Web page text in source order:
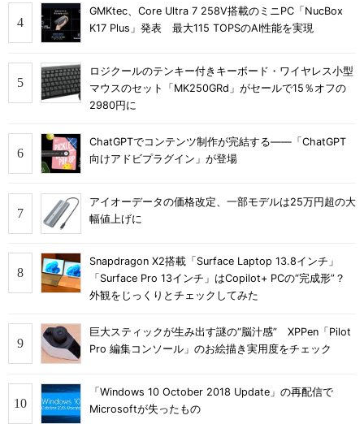
GMKtec、Core Ultra 7 258V搭載のミニPC「NucBox
K17 Plus」発表 最大115 TOPSのAI性能を実現
ロジクールのテンキー付きキーボード・ワイヤレス小型
マウスのセット「MK250GRd」がセールで15％オフの
2980円に
ChatGPTでコンテンツ制作が完結する――「ChatGPT
向けアドビプラグイン」が登場
アイオーデータの価格改定、一部モデルは25万円超の大
幅値上げに
Snapdragon X2搭載「Surface Laptop 13.8インチ」
「Surface Pro 13インチ」はCopilot+ PCの“完成形”？
外観をじっくりとチェックしてみた
巨大スティックが生み出す謎の“脳汁感” XPPen「Pilot
Pro 編集コンソール」のお絵描き実用度をチェック
「Windows 10 October 2018 Update」の再配信で
Microsoftが失ったもの